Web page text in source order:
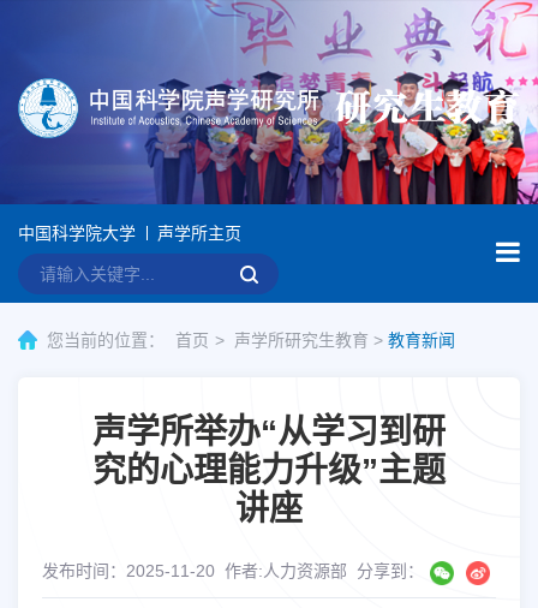
中国科学院大学 声学所主页
您当前的位置： 首页 声学所研究生教育 > 教育新闻
声学所举办“从学习到研
究的心理能力升级”主题
讲座
发布时间：2025-11-20 作者:人力资源部 分享到：